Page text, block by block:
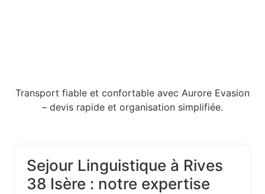
Transport fiable et confortable avec Aurore Evasion
– devis rapide et organisation simplifiée.
Sejour Linguistique à Rives
38 Isère : notre expertise